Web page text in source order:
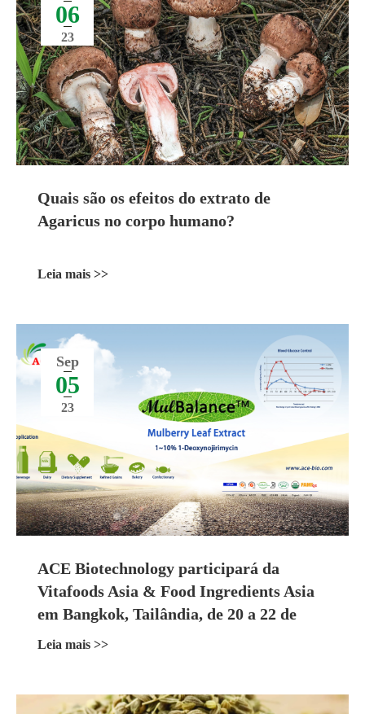
06
23
Quais são os efeitos do extrato de
Agaricus no corpo humano?
Leia mais >>
Sep
05
23
ACE Biotechnology participará da
Vitafoods Asia & Food Ingredients Asia
em Bangkok, Tailândia, de 20 a 22 de
setembro de 2023
Leia mais >>